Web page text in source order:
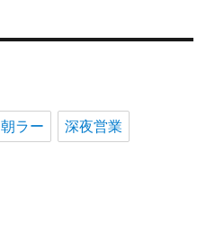
朝ラー 深夜営業